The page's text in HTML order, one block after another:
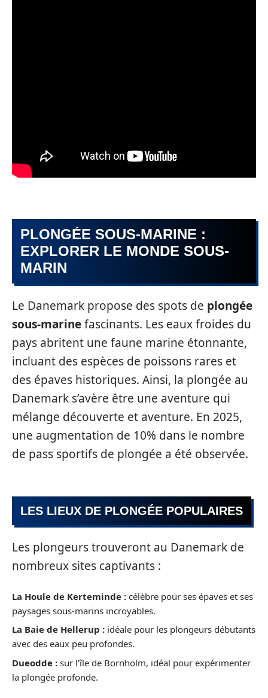
PLONGÉE SOUS-MARINE :
EXPLORER LE MONDE SOUS-
MARIN
Le Danemark propose des spots de plongée
sous-marinefascinants. Les eaux froides du
pays abritent une faune marine étonnante,
incluant des espèces de poissons rares et
des épaves historiques. Ainsi, la plongée au
Danemark s’avère être une aventure qui
mélange découverte et aventure. En 2025,
une augmentation de 10% dans le nombre
de pass sportifs de plongée a été observée.
LES LIEUX DE PLONGÉE POPULAIRES
Les plongeurs trouveront au Danemark de
nombreux sites captivants :
La Houle de Kerteminde : célèbre pour ses épaves et ses
paysages sous-marins incroyables.
La Baie de Hellerup : idéale pour les plongeurs débutants
avec des eaux peu profondes.
Dueodde : sur l’île de Bornholm, idéal pour expérimenter
la plongée profonde.